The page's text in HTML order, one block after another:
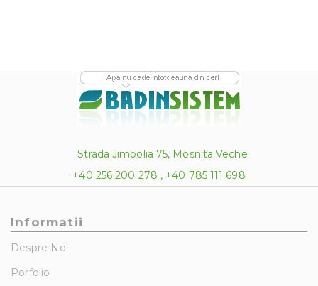
Strada Jimbolia 75, Mosnita Veche
+40 256 200 278 , +40 785 111 698
Informatii
Despre Noi
Porfolio